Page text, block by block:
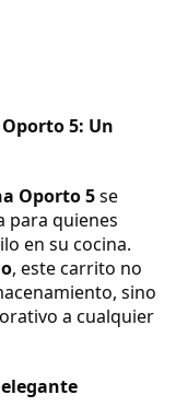
5: Un
Oporto 5 se
para quienes
en su cocina.
, este carrito no
sino
a cualquier